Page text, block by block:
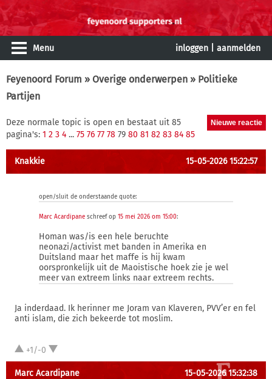
Menu inloggen aanmelden
Feyenoord Forum » Overige onderwerpen » Politieke
Partijen
Deze normale topic is open en bestaat uit 85
pagina's: 1 2 3 4 ... 75 76 77 78 79 80 81 82 83 84 85
Knakkie 15-05-2026 15:22:57
open/sluit de onderstaande quote:
Marc Acardipane schreef op 15 mei 2026 om 15:00:
Homan was/is een hele beruchte
neonazi/activist met banden in Amerika en
Duitsland maar het maffe is hij kwam
oorspronkelijk uit de Maoistische hoek zie je wel
meer van extreem links naar extreem rechts.
Ja inderdaad. Ik herinner me Joram van Klaveren, PVV’er en fel
anti islam, die zich bekeerde tot moslim.
+1/-0
Marc Acardipane 15-05-2026 15:32:38